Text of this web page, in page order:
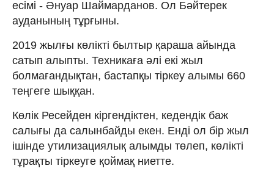
есімі - Әнуар Шаймарданов. Ол Бәйтерек
ауданының тұрғыны.
2019 жылғы көлікті былтыр қараша айында
сатып алыпты. Техникаға әлі екі жыл
болмағандықтан, бастапқы тіркеу алымы 660
теңгеге шыққан.
Көлік Ресейден кіргендіктен, кедендік баж
салығы да салынбайды екен. Енді ол бір жыл
ішінде утилизациялық алымды төлеп, көлікті
тұрақты тіркеуге қоймақ ниетте.